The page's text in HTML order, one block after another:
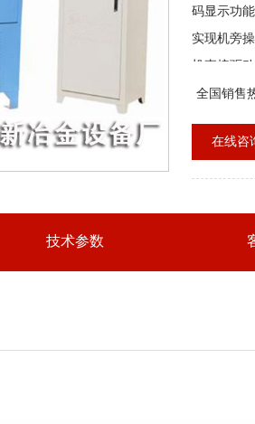
码显示功
实现机旁
机直接驱
速四控功
全国销售
在线咨
技术参数